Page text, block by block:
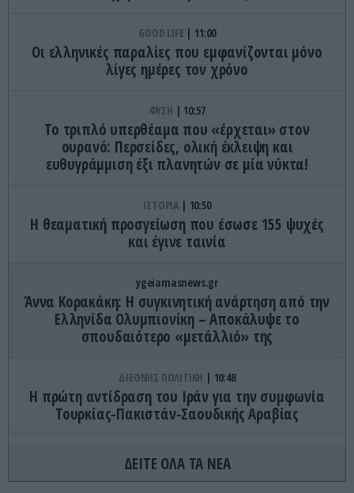
GOOD LIFE 11:00
Οι ελληνικές παραλίες που εμφανίζονται μόνο
λίγες ημέρες τον χρόνο
ΦΥΣΗ 10:57
Το τριπλό υπερθέαμα που «έρχεται» στον
ουρανό: Περσείδες, ολική έκλειψη και
ευθυγράμμιση έξι πλανητών σε μία νύκτα!
ΙΣΤΟΡΙΑ 10:50
Η θεαματική προσγείωση που έσωσε 155 ψυχές
και έγινε ταινία
ygeiamasnews.gr
Άννα Κορακάκη: Η συγκινητική ανάρτηση από την
Ελληνίδα Ολυμπιονίκη – Αποκάλυψε το
σπουδαιότερο «μετάλλιό» της
ΔΙΕΘΝΗΣ ΠΟΛΙΤΙΚΗ 10:48
H πρώτη αντίδραση του Ιράν για την συμφωνία
Τουρκίας-Πακιστάν-Σαουδικής Αραβίας
PROVOCATEUR 10:48
Α.Τσίπρας: «Σήμερα όχι μόνο ξέρω τι θέλω αλλά
ΔΕΙΤΕ ΟΛΑ ΤΑ ΝΕΑ